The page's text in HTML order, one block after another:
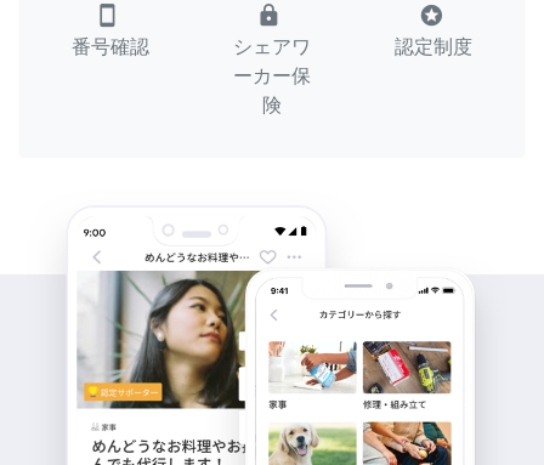
smartphone
番号確認
lock
シェアワ
ーカー保
険
stars
認定制度